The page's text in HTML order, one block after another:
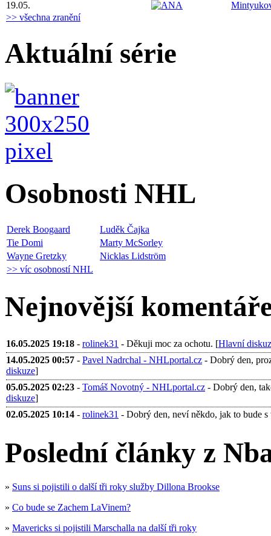
19.05.
>> všechna zranění
Aktuální série
Osobnosti NHL
Derek Boogaard
Luděk Čajka
Tie Domi
Marty McSorley
Wayne Gretzky
Nicklas Lidström
>> víc osobností NHL
Nejnovější
16.05.2025 19:18 - rolinek31 - Děkuji moc za ochotu. [Hlavní
14.05.2025 00:57 - Pavel Nadrchal - NHLportal.cz - Dobrý den,
diskuze]
05.05.2025 02:23 - Tomáš Novotný - NHLportal.cz - Dobrý den,
diskuze]
02.05.2025 10:14 - rolinek31 - Dobrý den, neví někdo, jak to bude
Poslední články z
» Suns si pojistili o další tři roky služby Dillona Brookse
» Co bude se Zachem LaVinem?
» Mavericks si pojistili Marschalla na další tři roky